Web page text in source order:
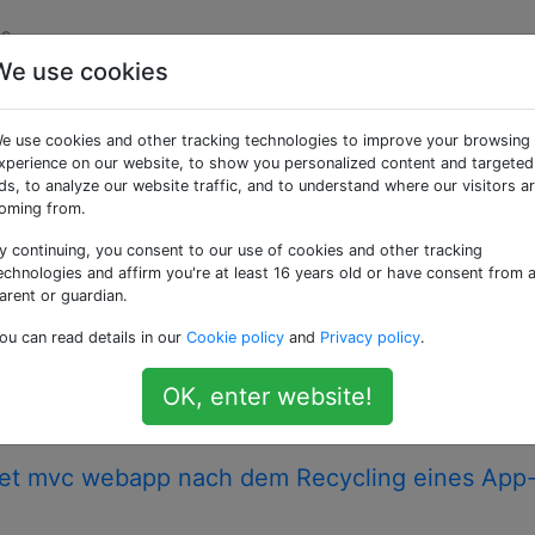
Fragen
Server 2012 und Windows 8 geliefert wird. Sie bietet
Site unter IIS8
IIS8 eingerichtet, die alle dasselbe Wildcard-SSL-Zertifikat
für ältere Browser und Betriebssysteme
angeben" nicht verwenden. Da SNI nicht von allen
die folgende Warnung an: "Es wurde keine …
mvc webapp nach dem Recycling eines App-
use cookies
use cookies and other tracking technologies to improve your browsing
on our website, to show you personalized content and targeted
to analyze our website traffic, and to understand where our visitors
from.
continuing, you consent to our use of cookies and other tracking
and affirm you're at least 16 years old or have consent from a
or guardian.
can read details in our Cookie policy and Privacy policy.
OK, enter website!